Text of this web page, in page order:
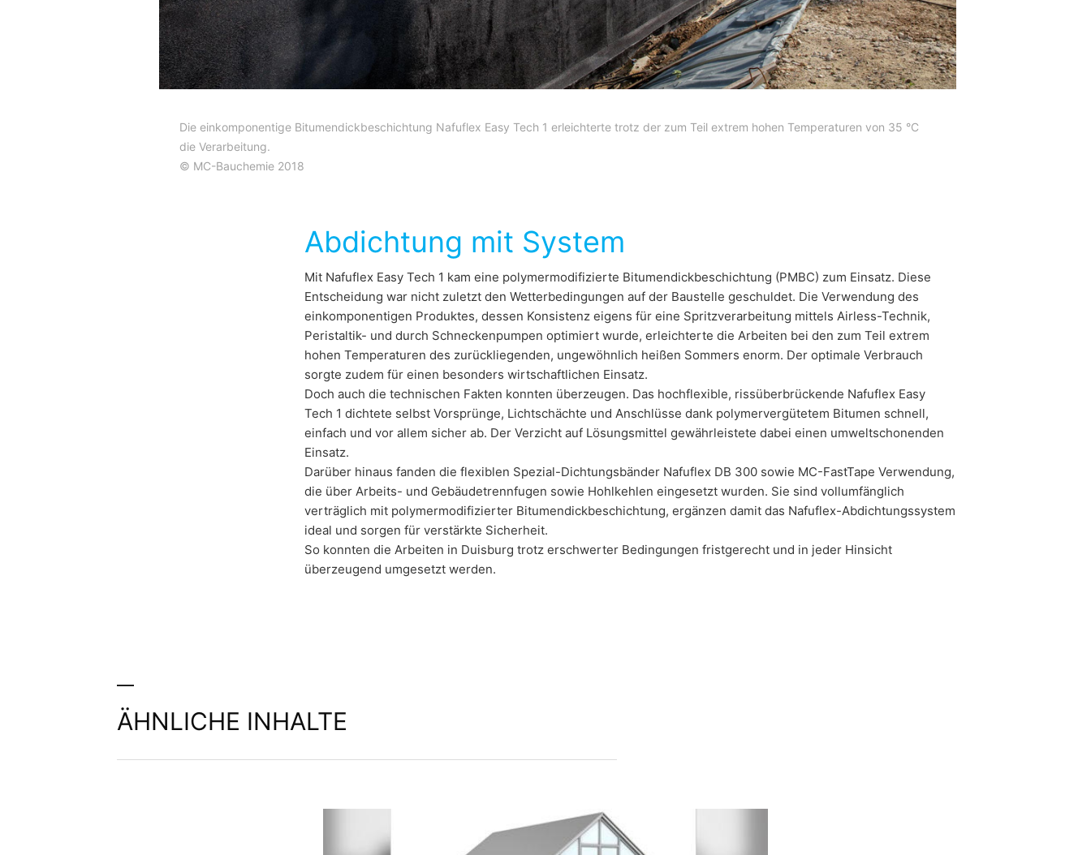
Die einkomponentige Bitumendickbeschichtung Nafuflex Easy Tech 1 erleichterte trotz der zum Teil extrem hohen Temperaturen von 35 °C
die Verarbeitung.
© MC-Bauchemie 2018
Abdichtung mit System
Mit Nafuflex Easy Tech 1 kam eine polymermodifizierte Bitumendickbeschichtung (PMBC) zum Einsatz. Diese
Entscheidung war nicht zuletzt den Wetterbedingungen auf der Baustelle geschuldet. Die Verwendung des
einkomponentigen Produktes, dessen Konsistenz eigens für eine Spritzverarbeitung mittels Airless-Technik,
Peristaltik- und durch Schneckenpumpen optimiert wurde, erleichterte die Arbeiten bei den zum Teil extrem
hohen Temperaturen des zurückliegenden, ungewöhnlich heißen Sommers enorm. Der optimale Verbrauch
sorgte zudem für einen besonders wirtschaftlichen Einsatz.
Doch auch die technischen Fakten konnten überzeugen. Das hochflexible, rissüberbrückende Nafuflex Easy
Tech 1 dichtete selbst Vorsprünge, Lichtschächte und Anschlüsse dank polymervergütetem Bitumen schnell,
einfach und vor allem sicher ab. Der Verzicht auf Lösungsmittel gewährleistete dabei einen umweltschonenden
Einsatz.
Darüber hinaus fanden die flexiblen Spezial-Dichtungsbänder Nafuflex DB 300 sowie MC-FastTape Verwendung,
die über Arbeits- und Gebäudetrennfugen sowie Hohlkehlen eingesetzt wurden. Sie sind vollumfänglich
verträglich mit polymermodifizierter Bitumendickbeschichtung, ergänzen damit das Nafuflex-Abdichtungssystem
ideal und sorgen für verstärkte Sicherheit.
So konnten die Arbeiten in Duisburg trotz erschwerter Bedingungen fristgerecht und in jeder Hinsicht
überzeugend umgesetzt werden.
ÄHNLICHE INHALTE